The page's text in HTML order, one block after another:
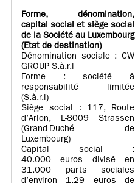
Forme, dénomination,
capital social et siège social
de la Société au Luxembourg
(Etat de destination)
Dénomination sociale : CW
GROUP S.à.r.l
Forme : société à
responsabilité limitée
(S.à.r.l)
Siège social : 117, Route
d’Arlon, L-8009 Strassen
(Grand-Duché de
Luxembourg)
Capital social :
40.000 euros divisé en
31.000 parts sociales